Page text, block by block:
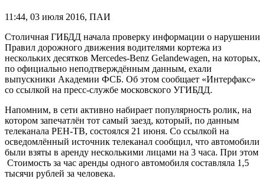
11:44, 03 июля 2016, ПАИ
Столичная ГИБДД начала проверку информации о нарушении
Правил дорожного движения водителями кортежа из
нескольких десятков Mercedes-Benz Gelandewagen, на которых,
по официально неподтверждённым данным, ехали
выпускники Академии ФСБ. Об этом сообщает «Интерфакс»
со ссылкой на пресс-службе московского УГИБДД.
Напомним, в сети активно набирает популярность ролик, на
котором запечатлён тот самый заезд, который, по данным
телеканала РЕН-ТВ, состоялся 21 июня. Со ссылкой на
осведомлённый источник телеканал сообщил, что автомобили
были взяты в аренду несколькими лицами на 3 часа. При этом
Стоимость за час аренды одного автомобиля составляла 1,5
тысячи рублей за человека.